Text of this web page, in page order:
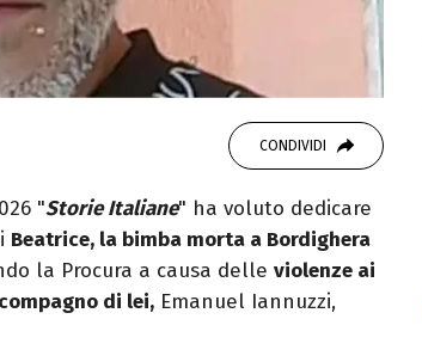
CONDIVIDI
"Storie Italiane" ha voluto dedicare
Beatrice, la bimba morta a Bordighera
la Procura a causa delle violenze ai
di lei, Emanuel Iannuzzi,